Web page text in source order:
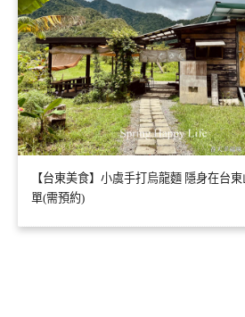
【台東美食】小虞手打烏龍麵 隱身在台
單(需預約)